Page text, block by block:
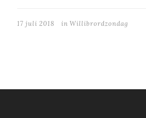
17 juli 2018 in Willibrordzondag